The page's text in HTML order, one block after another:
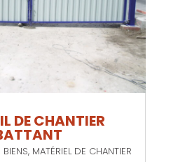
DE CHANTIER
, MATÉRIEL DE CHANTIER